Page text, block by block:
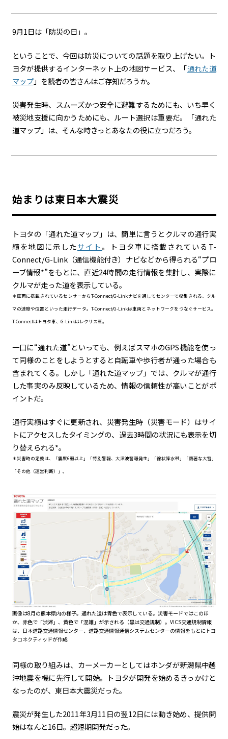
テクノロジー
カーボンニュートラル 水素エンジン BEV 燃料電池車（FCEV）
水素 Woven City
コーポレート
モビリティカンパニー トヨタグローバル トヨタグループ
9月1日は「防災の日」。
ということで、今回は防災についての話題を取り上げたい。ト
ヨタが提供するインターネット上の地図サービス、「通れた道
マップ」を読者の皆さんはご存知だろうか。
災害発生時、スムーズかつ安全に避難するためにも、いち早く
被災地支援に向かうためにも、ルート選択は重要だ。「通れた
道マップ」は、そんな時きっとあなたの役に立つだろう。
始まりは東日本大震災
トヨタの「通れた道マップ」は、簡単に言うとクルマの通行実
績を地図に示したサイト。トヨタ車に搭載されているT-
Connect/G-Link（通信機能付き）ナビなどから得られる“プロ
ーブ情報*”をもとに、直近24時間の走行情報を集計し、実際に
クルマが走った道を表示している。
＊車両に搭載されているセンサーからT-Connect/G-Linkナビを通してセンターで収集される、クル
マの速度や位置といった走行データ。T-Connect/G-Linkは車両とネットワークをつなぐサービス。
T-Connectはトヨタ車、G-Linkはレクサス車。
一口に“通れた道”といっても、例えばスマホのGPS機能を使っ
て同様のことをしようとすると自転車や歩行者が通った場合も
含まれてくる。しかし「通れた道マップ」では、クルマが通行
した事実のみ反映しているため、情報の信頼性が高いことがポ
イントだ。
通行実績はすぐに更新され、災害発生時（災害モード）はサイ
トにアクセスしたタイミングの、過去3時間の状況にも表示を切
り替えられる*。
＊災害時の定義は、「震度6弱以上」「特別警報、大津波警報発生」「線状降水帯」「顕著な大雪」
「その他（運営判断）」。
画像は8月の熊本県内の様子。通れた道は青色で表示している。災害モードではこのほ
か、赤色で「渋滞」、黄色で「混雑」が示される（黒は交通規制）。VICS交通規制情報
は、日本道路交通情報センター、道路交通情報通信システムセンターの情報をもとにトヨ
タコネクティッドが作成
同様の取り組みは、カーメーカーとしてはホンダが新潟県中越
沖地震を機に先行して開始。トヨタが開発を始めるきっかけと
なったのが、東日本大震災だった。
震災が発生した2011年3月11日の翌12日には動き始め、提供開
始はなんと16日。超短期開発だった。